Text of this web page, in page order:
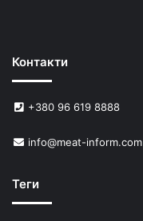
е
й
У
р
ї
Контакти
+380 96 619 8888
info@meat-inform.com
Теги